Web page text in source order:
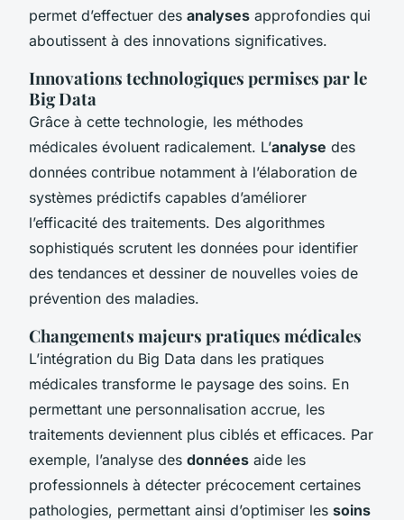
permet d’effectuer des analyses approfondies qui
aboutissent à des innovations significatives.
Innovations technologiques permises par le
Big Data
Grâce à cette technologie, les méthodes
médicales évoluent radicalement. L’analyse des
données contribue notamment à l’élaboration de
systèmes prédictifs capables d’améliorer
l’efficacité des traitements. Des algorithmes
sophistiqués scrutent les données pour identifier
des tendances et dessiner de nouvelles voies de
prévention des maladies.
Changements majeurs pratiques médicales
L’intégration du Big Data dans les pratiques
médicales transforme le paysage des soins. En
permettant une personnalisation accrue, les
traitements deviennent plus ciblés et efficaces. Par
exemple, l’analyse des données aide les
professionnels à détecter précocement certaines
pathologies, permettant ainsi d’optimiser les soins